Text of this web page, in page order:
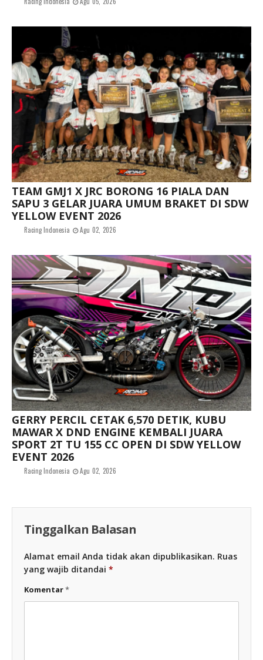
TEAM GMJ1 X JRC BORONG 16 PIALA DAN
SAPU 3 GELAR JUARA UMUM BRAKET DI SDW
YELLOW EVENT 2026
Racing Indonesia Agu 02, 2026
GERRY PERCIL CETAK 6,570 DETIK, KUBU
MAWAR X DND ENGINE KEMBALI JUARA
SPORT 2T TU 155 CC OPEN DI SDW YELLOW
EVENT 2026
Racing Indonesia Agu 02, 2026
Tinggalkan Balasan
Alamat email Anda tidak akan dipublikasikan. Ruas
yang wajib ditandai *
Komentar*